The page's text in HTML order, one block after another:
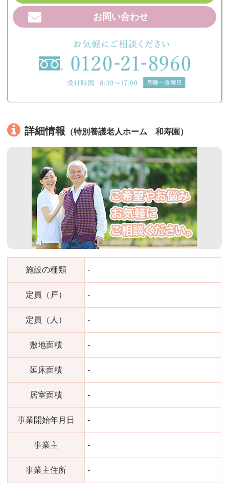
お問い合わせ
詳細情報 （特別養護老人ホーム 和寿園）
施設の種類 -
定員（戸） -
定員（人） -
敷地面積 -
延床面積 -
居室面積 -
事業開始年月日 -
事業主 -
事業主住所 -